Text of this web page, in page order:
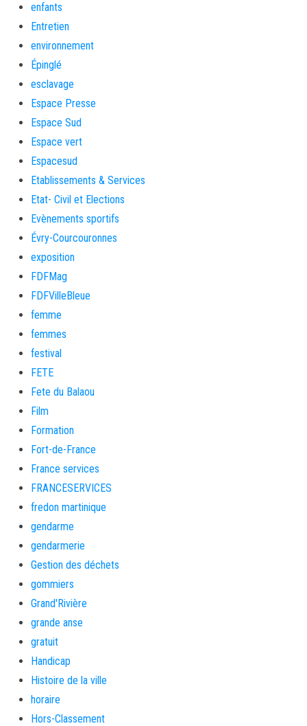
enfants
Entretien
environnement
Épinglé
esclavage
Espace Presse
Espace Sud
Espace vert
Espacesud
Etablissements & Services
Etat- Civil et Elections
Evènements sportifs
Évry-Courcouronnes
exposition
FDFMag
FDFVilleBleue
femme
femmes
festival
FETE
Fete du Balaou
Film
Formation
Fort-de-France
France services
FRANCESERVICES
fredon martinique
gendarme
gendarmerie
Gestion des déchets
gommiers
Grand'Rivière
grande anse
gratuit
Handicap
Histoire de la ville
horaire
Hors-Classement